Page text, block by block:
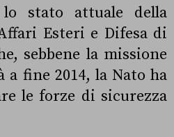
stato attuale della
Esteri e Difesa di
sebbene la missione
fine 2014, la Nato ha
le forze di sicurezza